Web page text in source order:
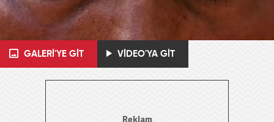
GALERİ'YE GİT VİDEO'YA GİT